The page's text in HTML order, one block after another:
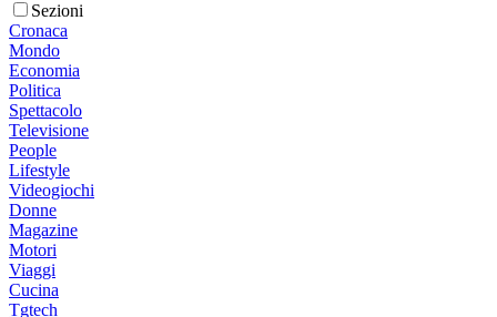
Sezioni
Cronaca
Mondo
Economia
Politica
Spettacolo
Televisione
People
Lifestyle
Videogiochi
Donne
Magazine
Motori
Viaggi
Cucina
Tgtech